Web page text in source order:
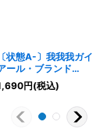
〔状態A-〕我我我ガイ
ール・ブランド
KGM】{RP182B/20}
火》
円(税込)